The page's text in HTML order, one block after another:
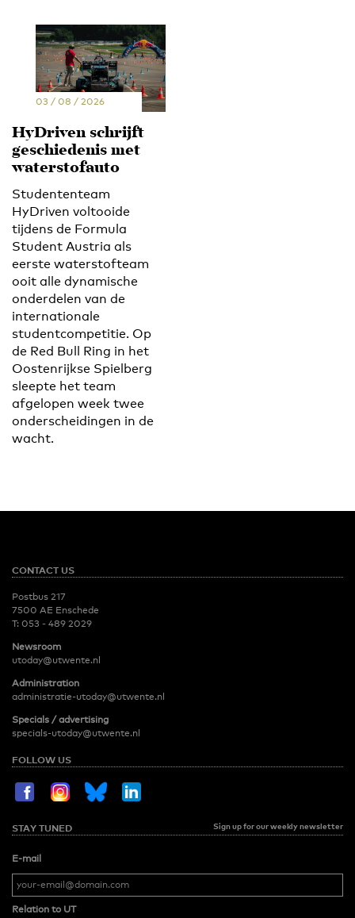
03 / 08 / 2026
HyDriven schrijft
geschiedenis met
waterstofauto
Studententeam
HyDriven voltooide
tijdens de Formula
Student Austria als
eerste waterstofteam
ooit alle dynamische
onderdelen van de
internationale
studentcompetitie. Op
de Red Bull Ring in het
Oostenrijkse Spielberg
sleepte het team
afgelopen week twee
onderscheidingen in de
wacht.
CONTACT US
Postbus 217
7500 AE Enschede
T: 053 - 489 2029
Newsroom
utoday@utwente.nl
Administration
administratie-utoday@utwente.nl
Specials / advertising
specials-utoday@utwente.nl
FOLLOW US
STAY TUNED Sign up for our weekly newsletter
E-mail
Relation to UT